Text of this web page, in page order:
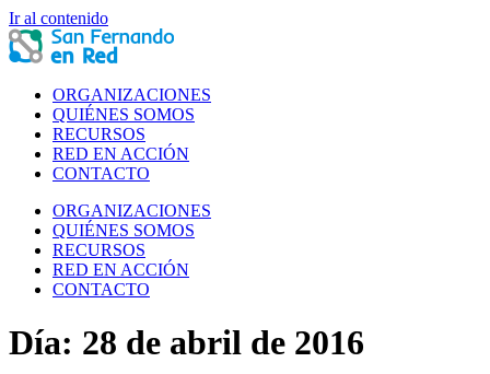
Ir al contenido
ORGANIZACIONES
QUIÉNES SOMOS
RECURSOS
RED EN ACCIÓN
CONTACTO
ORGANIZACIONES
QUIÉNES SOMOS
RECURSOS
RED EN ACCIÓN
CONTACTO
Día: 28 de abril de 2016